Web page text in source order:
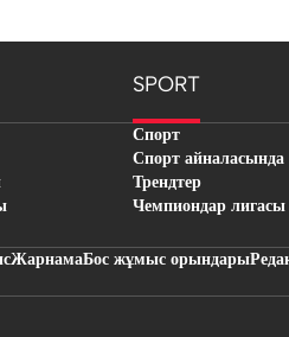
SPORT
Спорт
Спорт айналасында
Трендтер
Чемпиондар лигасы
ЖарнамаБос жұмыс орындары